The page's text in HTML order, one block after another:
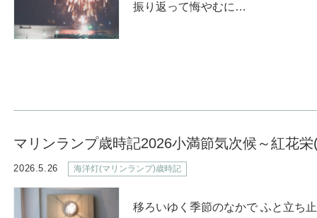
振り返って悔やむに…
マリンランプ歳時記2026小満節気次候～紅花
2026.5.26 海洋灯(マリンランプ)歳時記
移ろいゆく季節のなかで ふと立ち